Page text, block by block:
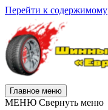
Перейти к содержимому
Главное меню
МЕНЮ Свернуть меню